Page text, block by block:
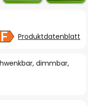
dimmbar,
Produktdatenblatt